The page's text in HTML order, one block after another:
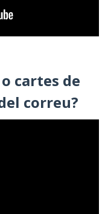
cartes de
correu?